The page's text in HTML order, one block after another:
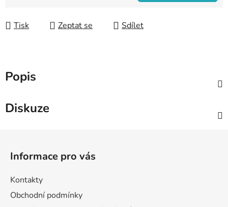
Tisk Zeptat se Sdílet
Popis
Diskuze
Informace pro vás
Kontakty
Obchodní podmínky